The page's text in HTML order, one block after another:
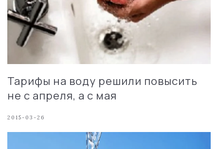
Тарифы на воду решили повысить
не с апреля, а с мая
2015-03-26